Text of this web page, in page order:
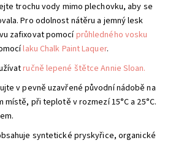
trochu vody mimo plechovku, aby se
Pro odolnost nátěru a jemný lesk
zafixovat pomocíprůhledného vosku
laku Chalk Paint Laquer.
ručně lepené štětce Annie Sloan.
v pevně uzavřené původní nádobě na
místě, při teplotě v rozmezí 15°C a 25°C.
syntetické pryskyřice, organické